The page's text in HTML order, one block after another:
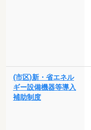
(市区)新・省エネル
ギー設備機器等導入
補助制度